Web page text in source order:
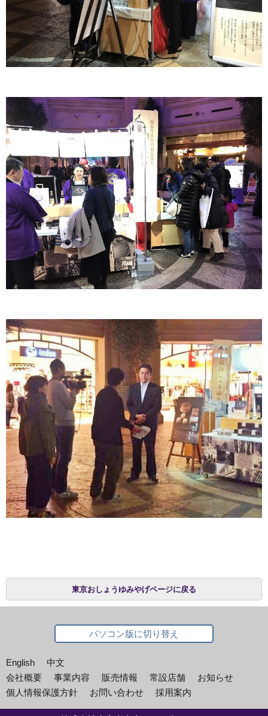
東京おしょうゆみやげページに戻る
パソコン版に切り替え
English
中文
会社概要
事業内容 販売情報 常設店舗
お知らせ
個人情報保護方針
お問い合わせ 採用案内